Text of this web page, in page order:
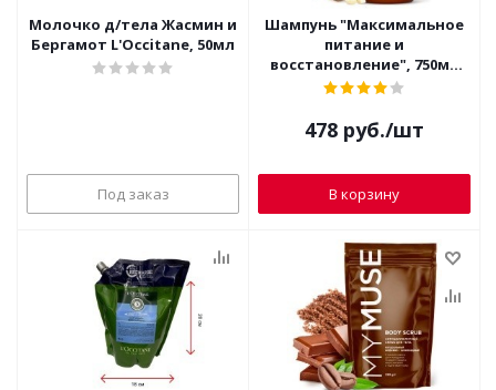
Молочко д/тела Жасмин и
Бергамот L'Occitane, 50мл
Под заказ
Шампунь "Максимальное
питание и
восстановление", 750мл
SYNERGETIC (с дозатором,
478 руб./шт
В корзину